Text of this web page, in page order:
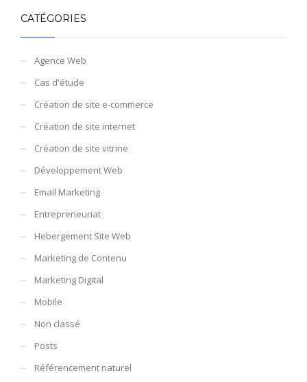
CATÉGORIES
Agence Web
Cas d'étude
Création de site e-commerce
Création de site internet
Création de site vitrine
Développement Web
Email Marketing
Entrepreneuriat
Hebergement Site Web
Marketing de Contenu
Marketing Digital
Mobile
Non classé
Posts
Référencement naturel